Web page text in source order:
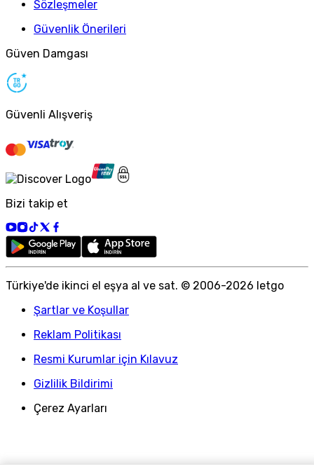
Sözleşmeler
Güvenlik Önerileri
Güven Damgası
Güvenli Alışveriş
Bizi takip et
Türkiye'de ikinci el eşya al ve sat. © 2006-2026 letgo
Şartlar ve Koşullar
Reklam Politikası
Resmi Kurumlar için Kılavuz
Gizlilik Bildirimi
Çerez Ayarları